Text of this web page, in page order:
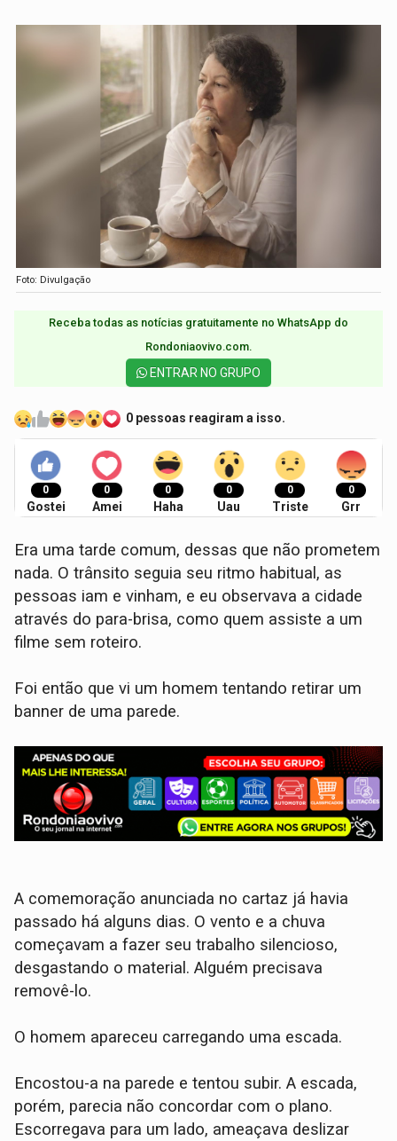
Foto: Divulgação
Receba todas as notícias gratuitamente no WhatsApp do
Rondoniaovivo.com.​
ENTRAR NO GRUPO
0 pessoas reagiram a isso.
0
Gostei
0
Amei
0
Haha
0
Uau
0
Triste
0
Grr
Era uma tarde comum, dessas que não prometem
nada. O trânsito seguia seu ritmo habitual, as
pessoas iam e vinham, e eu observava a cidade
através do para-brisa, como quem assiste a um
filme sem roteiro.
Foi então que vi um homem tentando retirar um
banner de uma parede.
A comemoração anunciada no cartaz já havia
passado há alguns dias. O vento e a chuva
começavam a fazer seu trabalho silencioso,
desgastando o material. Alguém precisava
removê-lo.
O homem apareceu carregando uma escada.
Encostou-a na parede e tentou subir. A escada,
porém, parecia não concordar com o plano.
Escorregava para um lado, ameaçava deslizar